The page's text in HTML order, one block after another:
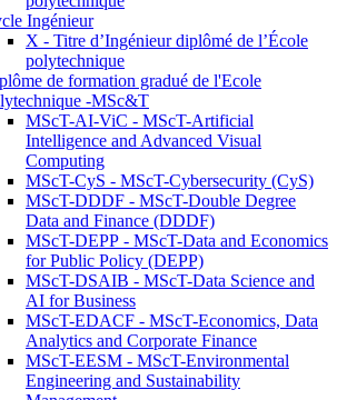
Ingénieur
X - Titre d’Ingénieur diplômé de l’École
polytechnique
de formation gradué de l'Ecole
-MSc&T
MScT-AI-ViC - MScT-Artificial
Intelligence and Advanced Visual
Computing
MScT-CyS - MScT-Cybersecurity (CyS)
MScT-DDDF - MScT-Double Degree
Data and Finance (DDDF)
MScT-DEPP - MScT-Data and Economics
for Public Policy (DEPP)
MScT-DSAIB - MScT-Data Science and
AI for Business
MScT-EDACF - MScT-Economics, Data
Analytics and Corporate Finance
MScT-EESM - MScT-Environmental
Engineering and Sustainability